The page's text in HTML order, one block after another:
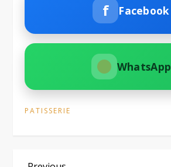
f Facebook
WhatsApp
PATISSERIE